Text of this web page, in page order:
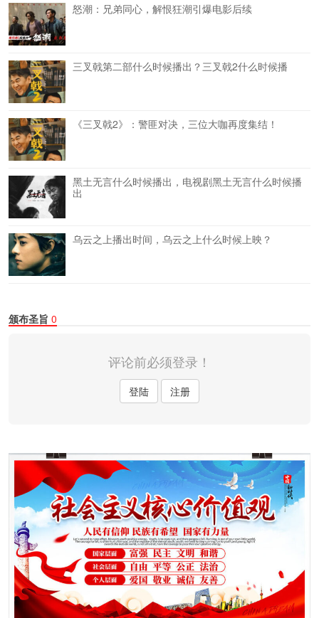
怒潮：兄弟同心，解恨狂潮引爆电影后续
三叉戟第二部什么时候播出？三叉戟2什么时候播
《三叉戟2》：警匪对决，三位大咖再度集结！
黑土无言什么时候播出，电视剧黑土无言什么时候播
出
乌云之上播出时间，乌云之上什么时候上映？
颁布圣旨 0
评论前必须登录！
登陆 注册